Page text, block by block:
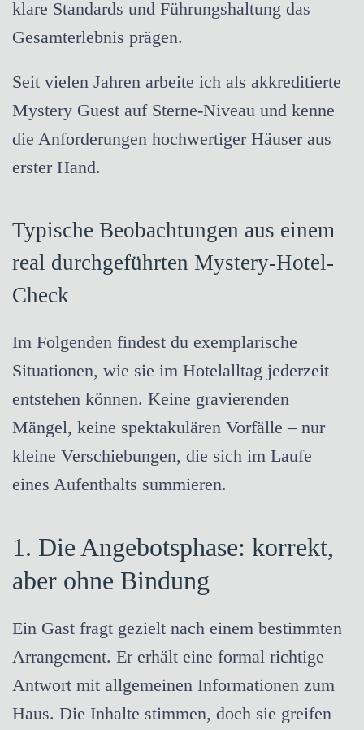
klare Standards und Führungshaltung das
Gesamterlebnis prägen.
Seit vielen Jahren arbeite ich als akkreditierte
Mystery Guest auf Sterne-Niveau und kenne
die Anforderungen hochwertiger Häuser aus
erster Hand.
Typische Beobachtungen aus einem
real durchgeführten Mystery-Hotel-
Check
Im Folgenden findest du exemplarische
Situationen, wie sie im Hotelalltag jederzeit
entstehen können. Keine gravierenden
Mängel, keine spektakulären Vorfälle – nur
kleine Verschiebungen, die sich im Laufe
eines Aufenthalts summieren.
1. Die Angebotsphase: korrekt,
aber ohne Bindung
Ein Gast fragt gezielt nach einem bestimmten
Arrangement. Er erhält eine formal richtige
Antwort mit allgemeinen Informationen zum
Haus. Die Inhalte stimmen, doch sie greifen